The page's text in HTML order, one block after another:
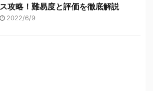
ス攻略！難易度と評価を徹底解説
2022/6/9